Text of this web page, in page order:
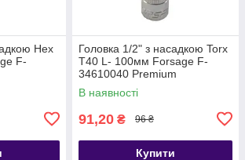
Hex
F-
Головка 1/2" з насадкою Torx
T40 L- 100мм Forsage F-
34610040 Premium
В наявності
91,20 ₴ 96 ₴
Купити